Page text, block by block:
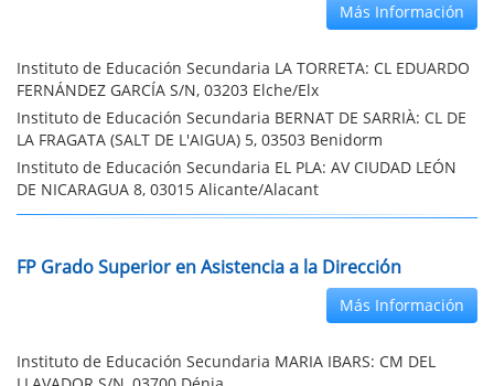
Más Información
Instituto de Educación Secundaria LA TORRETA: CL EDUARDO
FERNÁNDEZ GARCÍA S/N, 03203 Elche/Elx
Instituto de Educación Secundaria BERNAT DE SARRIÀ: CL DE
LA FRAGATA (SALT DE L'AIGUA) 5, 03503 Benidorm
Instituto de Educación Secundaria EL PLA: AV CIUDAD LEÓN
DE NICARAGUA 8, 03015 Alicante/Alacant
FP Grado Superior en Asistencia a la Dirección
Más Información
Instituto de Educación Secundaria MARIA IBARS: CM DEL